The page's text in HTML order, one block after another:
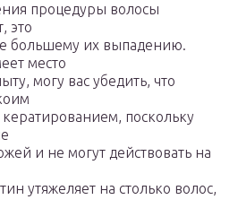
процедуры волосы
это
большему их выпадению.
место
могу вас убедить, что
поскольку
и не могут действовать на
утяжеляет на столько волос,